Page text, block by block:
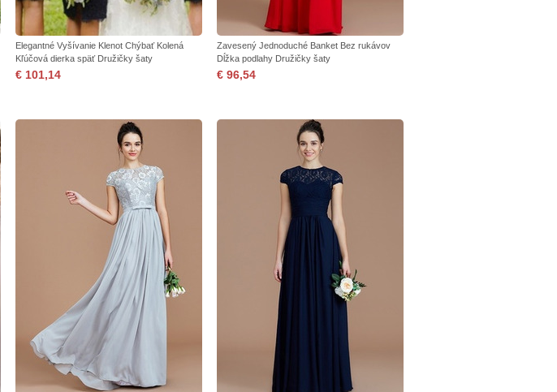
Elegantné Vyšívanie Klenot Chýbať Kolená
Kľúčová dierka späť Družičky šaty
€ 101,14
Zavesený Jednoduché Banket Bez rukávov
Dĺžka podlahy Družičky šaty
€ 96,54